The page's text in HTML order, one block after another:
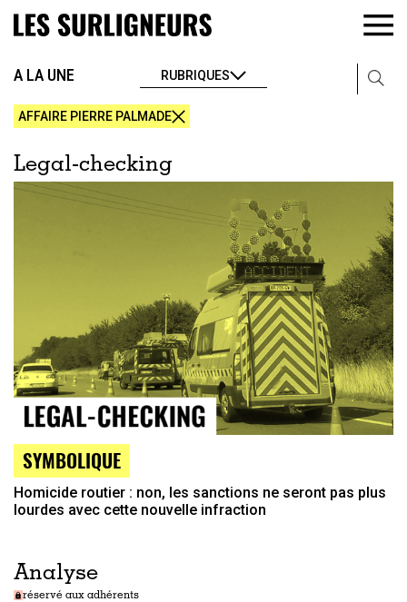
A LA UNE RUBRIQUES
AFFAIRE PIERRE PALMADE
Legal-checking
SYMBOLIQUE
Homicide routier : non, les sanctions ne seront pas plus
lourdes avec cette nouvelle infraction
Analyse
réservé aux adhérents